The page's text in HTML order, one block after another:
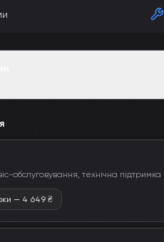
обслуговування, технічна підтримка
— 4 649 ₴